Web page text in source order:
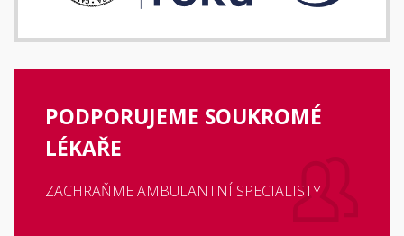
PODPORUJEME SOUKROMÉ
LÉKAŘE
ZACHRAŇME AMBULANTNÍ SPECIALISTY